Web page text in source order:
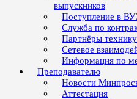
выпускников
Поступление в
Служба по
Партнёры
Сетевое
Информация по
Преподавателю
Новости
Аттестация